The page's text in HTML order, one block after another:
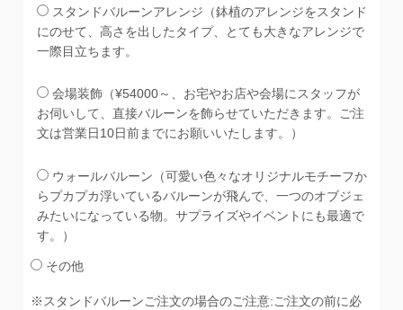
スタンドバルーンアレンジ（鉢植のアレンジをスタンド
にのせて、高さを出したタイプ、とても大きなアレンジで
一際目立ちます。
会場装飾（¥54000～、お宅やお店や会場にスタッフが
お伺いして、直接バルーンを飾らせていただきます。ご注
文は営業日10日前までにお願いいたします。）
ウォールバルーン（可愛い色々なオリジナルモチーフか
らプカプカ浮いているバルーンが飛んで、一つのオブジェ
みたいになっている物。サプライズやイベントにも最適で
す。）
その他
※スタンドバルーンご注文の場合のご注意:ご注文の前に必